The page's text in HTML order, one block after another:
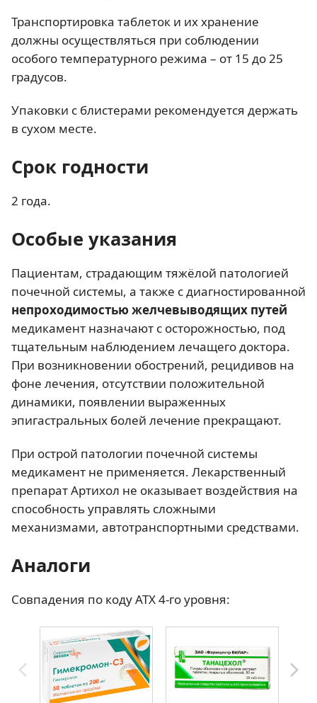
Транспортировка таблеток и их хранение
должны осуществляться при соблюдении
особого температурного режима – от 15 до 25
градусов.
Упаковки с блистерами рекомендуется держать
в сухом месте.
Срок годности
2 года.
Особые указания
Пациентам, страдающим тяжёлой патологией
почечной системы, а также с диагностированной
непроходимостью желчевыводящих путей
медикамент назначают с осторожностью, под
тщательным наблюдением лечащего доктора.
При возникновении обострений, рецидивов на
фоне лечения, отсутствии положительной
динамики, появлении выраженных
эпигастральных болей лечение прекращают.
При острой патологии почечной системы
медикамент не применяется. Лекарственный
препарат Артихол не оказывает воздействия на
способность управлять сложными
механизмами, автотранспортными средствами.
Аналоги
Совпадения по коду АТХ 4-го уровня: